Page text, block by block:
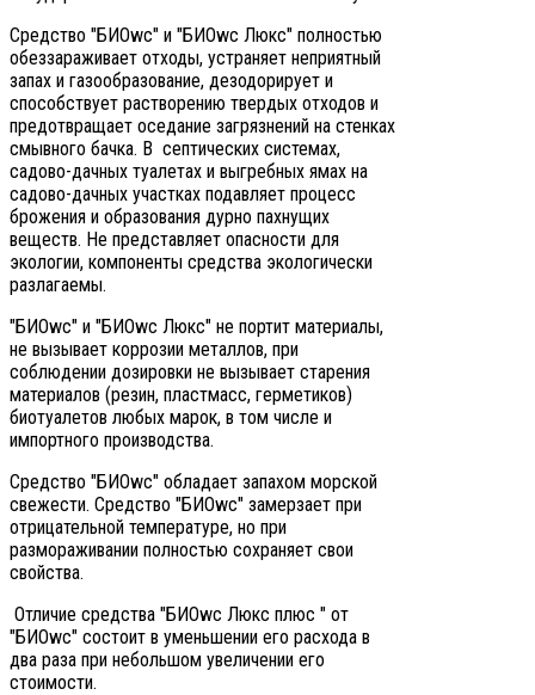
Средство "БИОwc" и "БИОwc Люкс" полностью
обеззараживает отходы, устраняет неприятный
запах и газообразование, дезодорирует и
способствует растворению твердых отходов и
предотвращает оседание загрязнений на стенках
смывного бачка. В септических системах,
садово-дачных туалетах и выгребных ямах на
садово-дачных участках подавляет процесс
брожения и образования дурно пахнущих
веществ. Не представляет опасности для
экологии, компоненты средства экологически
разлагаемы.
"БИОwc" и "БИОwc Люкс" не портит материалы,
не вызывает коррозии металлов, при
соблюдении дозировки не вызывает старения
материалов (резин, пластмасс, герметиков)
биотуалетов любых марок, в том числе и
импортного производства.
Средство "БИОwc" обладает запахом морской
свежести. Средство "БИОwc" замерзает при
отрицательной температуре, но при
размораживании полностью сохраняет свои
свойства.
Отличие средства "БИОwc Люкс плюс " от
"БИОwc" состоит в уменьшении его расхода в
два раза при небольшом увеличении его
стоимости.